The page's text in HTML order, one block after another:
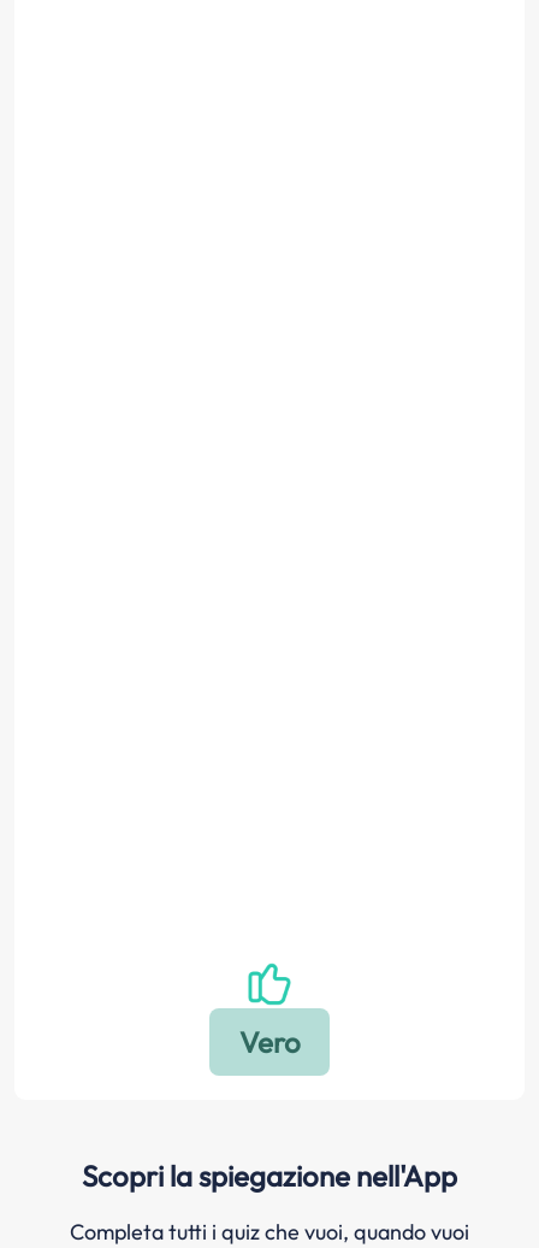
Scopri la spiegazione nell'App
Completa tutti i quiz che vuoi, quando vuoi